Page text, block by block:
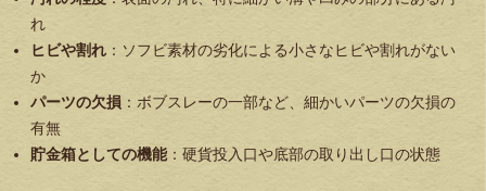
れ
ヒビや割れ ：ソフビ素材の劣化による小さなヒビや割れがない
か
パーツの欠損 ：ボブスレーの一部など、細かいパーツの欠損の
有無
貯金箱としての機能：硬貨投入口や底部の取り出し口の状態